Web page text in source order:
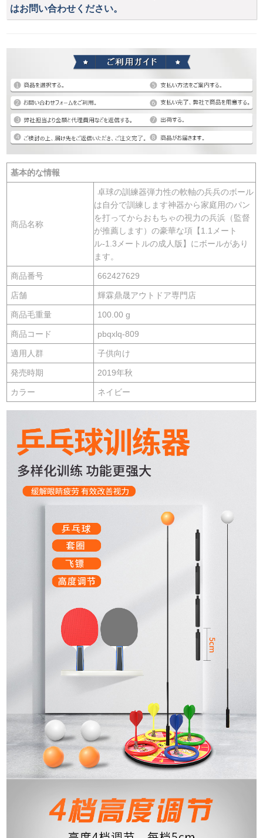
はお問い合わせください。
基本的な情報
商品名称
卓球の訓練器弾力性の軟軸の兵兵のボール
は自分で訓練します神器から家庭用のパン
を打ってからおもちゃの視力の兵浜（監督
が推薦します）の豪華な項【1.1メート
ル-1.3メートルの成人版】にボールがあり
ます。
商品番号 662427629
店舗 輝霖鼎晟アウトドア専門店
商品毛重量 100.00 g
商品コード pbqxlq-809
適用人群 子供向け
発売時期 2019年秋
カラー ネイビー